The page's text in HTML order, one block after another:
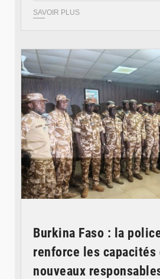
SAVOIR PLUS
Burkina Faso : la
renforce les capacités
nouveaux